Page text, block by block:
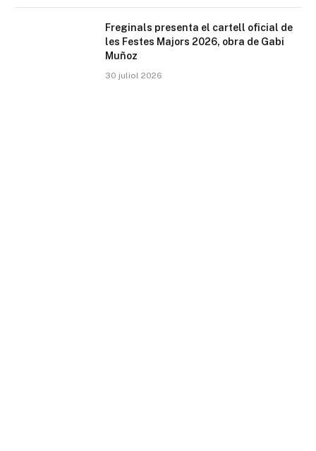
Freginals presenta el cartell oficial de
les Festes Majors 2026, obra de Gabi
Muñoz
30 juliol 2026